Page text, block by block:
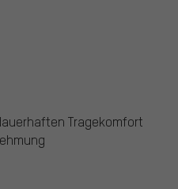
Tragekomfort